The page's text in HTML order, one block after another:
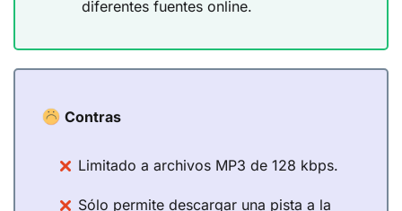
diferentes fuentes online.
Contras
Limitado a archivos MP3 de 128 kbps.
Sólo permite descargar una pista a la